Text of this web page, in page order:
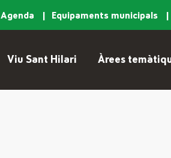
Agenda Equipaments municipals
Viu Sant Hilari Àrees